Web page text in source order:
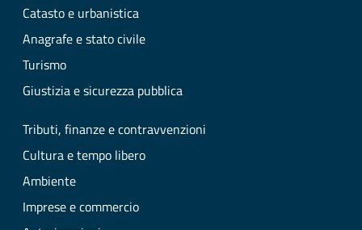
Catasto e urbanistica
Anagrafe e stato civile
Turismo
Giustizia e sicurezza pubblica
Tributi, finanze e contravvenzioni
Cultura e tempo libero
Ambiente
Imprese e commercio